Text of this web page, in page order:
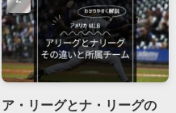
ア・リーグとナ・リーグの